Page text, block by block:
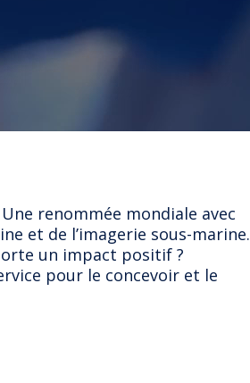
renommée mondiale avec
et de l’imagerie sous-marine.
un impact positif ?
pour le concevoir et le